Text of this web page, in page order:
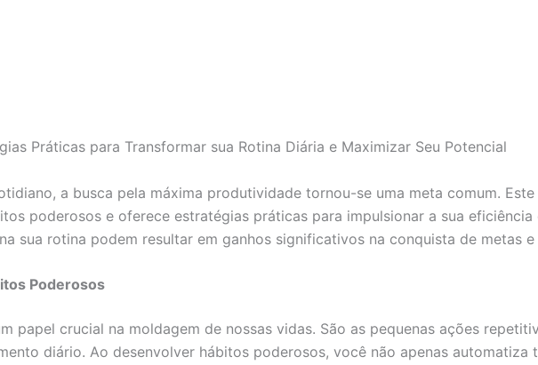
Práticas para Transformar sua Rotina Diária e Maximizar Seu Potencial
a busca pela máxima produtividade tornou-se uma meta comum.
poderosos e oferece estratégias práticas para impulsionar a sua eficiência
sua rotina podem resultar em ganhos significativos na conquista de metas
Poderosos
papel crucial na moldagem de nossas vidas. São as pequenas ações
diário. Ao desenvolver hábitos poderosos, você não apenas automatiza